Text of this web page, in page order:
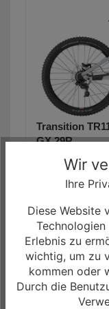
Transition
GX 29R
Mountain Bike
Das Transition
Fullsuspension
Mountain Bike
ausgestattet
RockShox
Federgabel,
RockShox Vivid
Dämpfer, einer
Wir
Ihre
Diese Website
Erlebnis zu
wichtig, um zu
kommen oder
Durch die